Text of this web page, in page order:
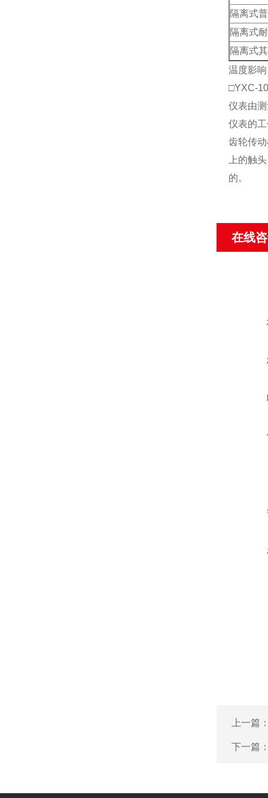
隔离式
隔离式
隔离式
温度影
□YXC-
仪表由
仪表的
齿轮传
上的触
的。
在线
上一篇
下一篇